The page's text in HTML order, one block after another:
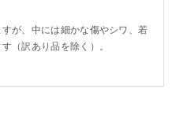
が、中には細かな傷やシワ、若
（訳あり品を除く）。